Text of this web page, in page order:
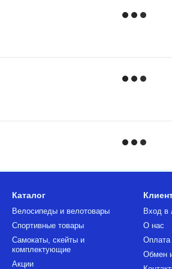
Каталог
Велосипеды и велотовары
Спортивные товары
Самокаты, скейты и
комплектующие
Акции
Вход в
О нас
Оплата
Обмен